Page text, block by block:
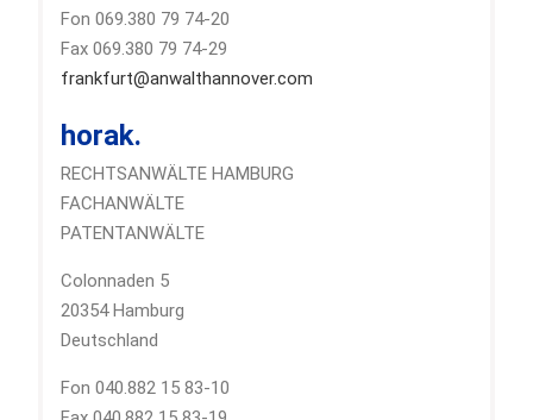
Fon 069.380 79 74-20
Fax 069.380 79 74-29
frankfurt@anwalthannover.com
horak.
RECHTSANWÄLTE HAMBURG
FACHANWÄLTE
PATENTANWÄLTE
Colonnaden 5
20354 Hamburg
Deutschland
Fon 040.882 15 83-10